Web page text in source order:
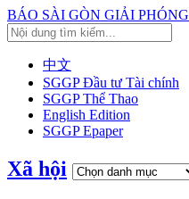
BÁO SÀI GÒN GIẢI PHÓNG
中文
SGGP Đầu tư Tài chính
SGGP Thể Thao
English Edition
SGGP Epaper
Xã hội